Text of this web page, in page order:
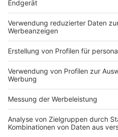
EuGH, Urteil vom 30.4.2026 –
(Tenor)
Bestimmungen UGP-RL
unlautere Geschäftspraktiken